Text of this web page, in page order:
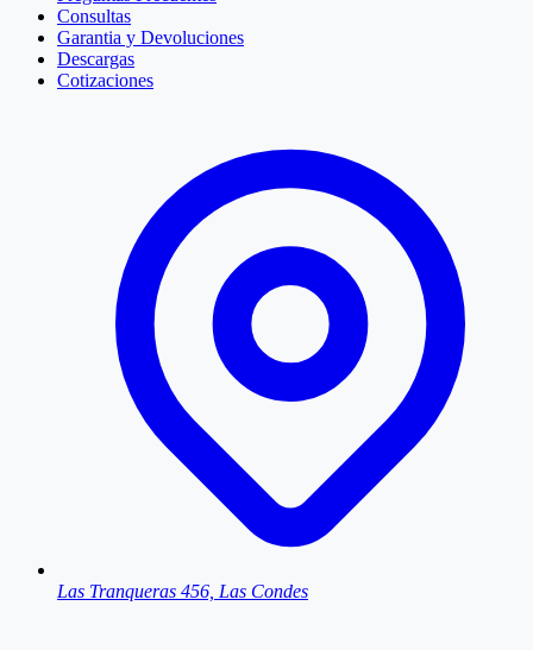
Consultas
Garantia y Devoluciones
Descargas
Cotizaciones
Las Tranqueras 456, Las Condes